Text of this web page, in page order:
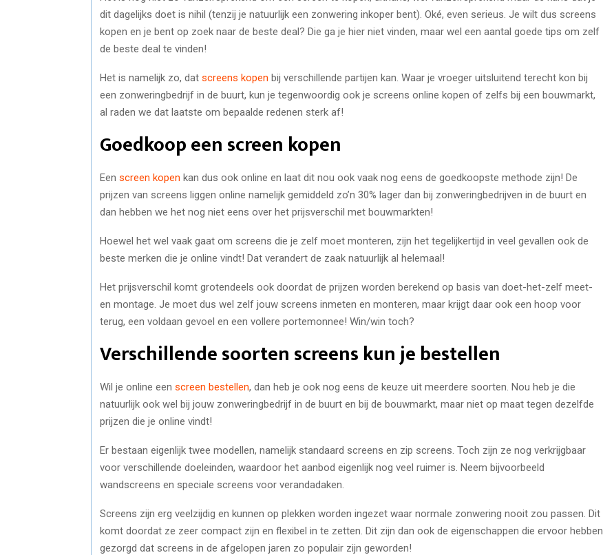
dit dagelijks doet is nihil (tenzij je natuurlijk een zonwering inkoper bent). Oké, even serieus. Je wilt dus screens
kopen en je bent op zoek naar de beste deal? Die ga je hier niet vinden, maar wel een aantal goede tips om zelf
de beste deal te vinden!
Het is namelijk zo, dat screens kopen bij verschillende partijen kan. Waar je vroeger uitsluitend terecht kon bij
een zonweringbedrijf in de buurt, kun je tegenwoordig ook je screens online kopen of zelfs bij een bouwmarkt,
al raden we dat laatste om bepaalde redenen sterk af!
Goedkoop een screen kopen
Een screen kopen kan dus ook online en laat dit nou ook vaak nog eens de goedkoopste methode zijn! De
prijzen van screens liggen online namelijk gemiddeld zo’n 30% lager dan bij zonweringbedrijven in de buurt en
dan hebben we het nog niet eens over het prijsverschil met bouwmarkten!
Hoewel het wel vaak gaat om screens die je zelf moet monteren, zijn het tegelijkertijd in veel gevallen ook de
beste merken die je online vindt! Dat verandert de zaak natuurlijk al helemaal!
Het prijsverschil komt grotendeels ook doordat de prijzen worden berekend op basis van doet-het-zelf meet-
en montage. Je moet dus wel zelf jouw screens inmeten en monteren, maar krijgt daar ook een hoop voor
terug, een voldaan gevoel en een vollere portemonnee! Win/win toch?
Verschillende soorten screens kun je bestellen
Wil je online een screen bestellen, dan heb je ook nog eens de keuze uit meerdere soorten. Nou heb je die
natuurlijk ook wel bij jouw zonweringbedrijf in de buurt en bij de bouwmarkt, maar niet op maat tegen dezelfde
prijzen die je online vindt!
Er bestaan eigenlijk twee modellen, namelijk standaard screens en zip screens. Toch zijn ze nog verkrijgbaar
voor verschillende doeleinden, waardoor het aanbod eigenlijk nog veel ruimer is. Neem bijvoorbeeld
wandscreens en speciale screens voor verandadaken.
Screens zijn erg veelzijdig en kunnen op plekken worden ingezet waar normale zonwering nooit zou passen. Dit
komt doordat ze zeer compact zijn en flexibel in te zetten. Dit zijn dan ook de eigenschappen die ervoor hebben
gezorgd dat screens in de afgelopen jaren zo populair zijn geworden!